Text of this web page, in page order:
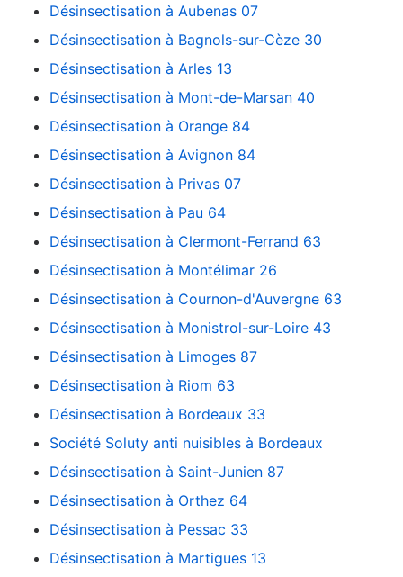
Désinsectisation à Aubenas 07
Désinsectisation à Bagnols-sur-Cèze 30
Désinsectisation à Arles 13
Désinsectisation à Mont-de-Marsan 40
Désinsectisation à Orange 84
Désinsectisation à Avignon 84
Désinsectisation à Privas 07
Désinsectisation à Pau 64
Désinsectisation à Clermont-Ferrand 63
Désinsectisation à Montélimar 26
Désinsectisation à Cournon-d'Auvergne 63
Désinsectisation à Monistrol-sur-Loire 43
Désinsectisation à Limoges 87
Désinsectisation à Riom 63
Désinsectisation à Bordeaux 33
Société Soluty anti nuisibles à Bordeaux
Désinsectisation à Saint-Junien 87
Désinsectisation à Orthez 64
Désinsectisation à Pessac 33
Désinsectisation à Martigues 13